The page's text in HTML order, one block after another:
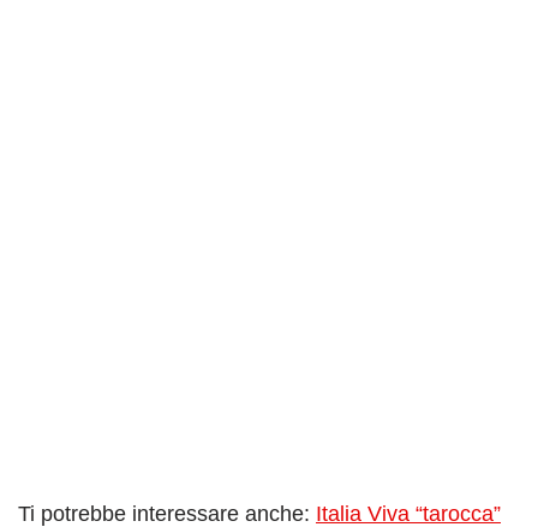
Ti potrebbe interessare anche: Italia Viva “tarocca”